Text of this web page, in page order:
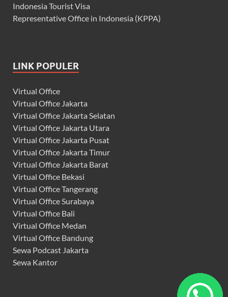
Indonesia Tourist Visa
Representative Office in Indonesia (KPPA)
LINK POPULER
Virtual Office
Virtual Office Jakarta
Virtual Office Jakarta Selatan
Virtual Office Jakarta Utara
Virtual Office Jakarta Pusat
Virtual Office Jakarta Timur
Virtual Office Jakarta Barat
Virtual Office Bekasi
Virtual Office Tangerang
Virtual Office Surabaya
Virtual Office Bali
Virtual Office Medan
Virtual Office Bandung
Sewa Podcast Jakarta
Sewa Kantor